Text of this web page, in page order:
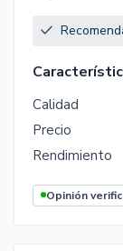
Calidad
Precio
Rendimiento
Opinión